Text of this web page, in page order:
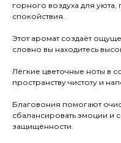
горного воздуха для
спокойствия.
Этот аромат создаёт
словно вы находитесь
Лёгкие цветочные ноты в
пространству чистоту и
Благовония помогают
сбалансировать эмоции и
защищённости.